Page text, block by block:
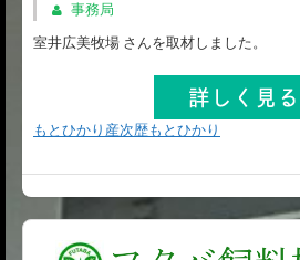
事務局
室井広美牧場 さんを取材しました。
もとひかり産次歴もとひかり